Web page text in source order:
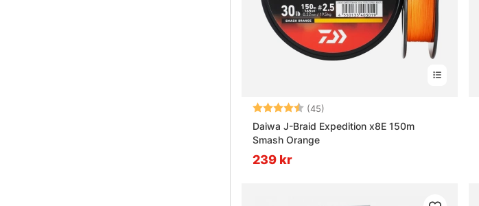
Betyg: (45)
Daiwa J-Braid Expedition x8E 150m
Smash Orange
239 kr